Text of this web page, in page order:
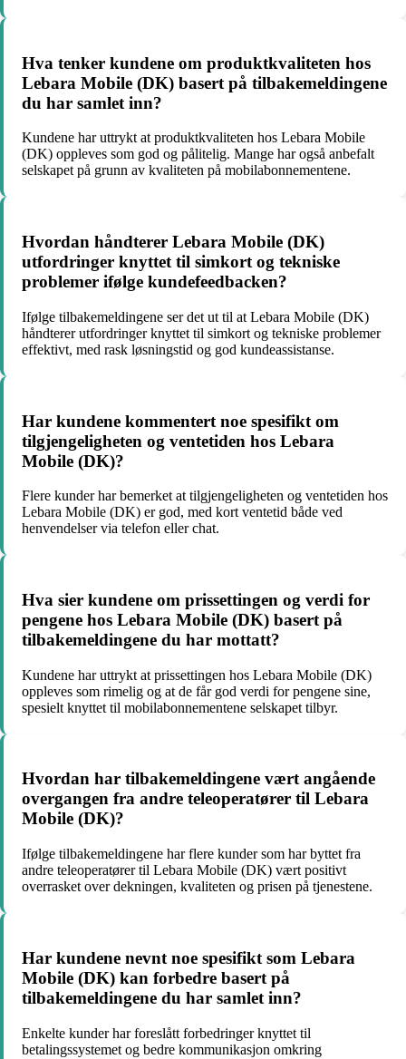
Hva tenker kundene om produktkvaliteten hos
Lebara Mobile (DK) basert på tilbakemeldingene
du har samlet inn?
Kundene har uttrykt at produktkvaliteten hos Lebara Mobile
(DK) oppleves som god og pålitelig. Mange har også anbefalt
selskapet på grunn av kvaliteten på mobilabonnementene.
Hvordan håndterer Lebara Mobile (DK)
utfordringer knyttet til simkort og tekniske
problemer ifølge kundefeedbacken?
Ifølge tilbakemeldingene ser det ut til at Lebara Mobile (DK)
håndterer utfordringer knyttet til simkort og tekniske problemer
effektivt, med rask løsningstid og god kundeassistanse.
Har kundene kommentert noe spesifikt om
tilgjengeligheten og ventetiden hos Lebara
Mobile (DK)?
Flere kunder har bemerket at tilgjengeligheten og ventetiden hos
Lebara Mobile (DK) er god, med kort ventetid både ved
henvendelser via telefon eller chat.
Hva sier kundene om prissettingen og verdi for
pengene hos Lebara Mobile (DK) basert på
tilbakemeldingene du har mottatt?
Kundene har uttrykt at prissettingen hos Lebara Mobile (DK)
oppleves som rimelig og at de får god verdi for pengene sine,
spesielt knyttet til mobilabonnementene selskapet tilbyr.
Hvordan har tilbakemeldingene vært angående
overgangen fra andre teleoperatører til Lebara
Mobile (DK)?
Ifølge tilbakemeldingene har flere kunder som har byttet fra
andre teleoperatører til Lebara Mobile (DK) vært positivt
overrasket over dekningen, kvaliteten og prisen på tjenestene.
Har kundene nevnt noe spesifikt som Lebara
Mobile (DK) kan forbedre basert på
tilbakemeldingene du har samlet inn?
Enkelte kunder har foreslått forbedringer knyttet til
betalingssystemet og bedre kommunikasjon omkring